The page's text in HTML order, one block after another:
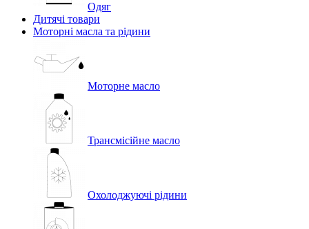
Одяг
Дитячі товари
Моторні масла та рідини
Моторне масло
Трансмісійне масло
Охолоджуючі рідини